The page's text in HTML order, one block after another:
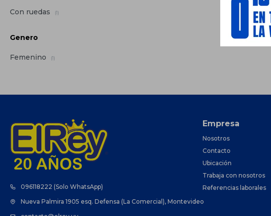
Con ruedas (1)
Genero
Femenino (1)
096118222 (Solo WhatsApp)
Nueva Palmira 1905 esq. Defensa (La Comercial), Montevideo
Empresa
Nosotros
Contacto
Ubicación
Trabaja con nosotros
Referencias laborales